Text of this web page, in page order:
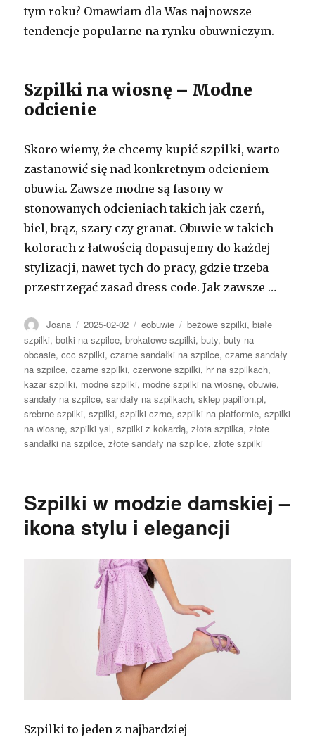
tym roku? Omawiam dla Was najnowsze
tendencje popularne na rynku obuwniczym.
Szpilki na wiosnę – Modne
odcienie
Skoro wiemy, że chcemy kupić szpilki, warto
zastanowić się nad konkretnym odcieniem
obuwia. Zawsze modne są fasony w
stonowanych odcieniach takich jak czerń,
biel, brąz, szary czy granat. Obuwie w takich
kolorach z łatwością dopasujemy do każdej
stylizacji, nawet tych do pracy, gdzie trzeba
przestrzegać zasad dress code. Jak zawsze …
Autor
Joana Opublikowano
2025-02-02 Kategorie
eobuwie Tagi
beżowe szpilki,białe
szpilki,botki na szpilce,brokatowe szpilki,buty,buty na
obcasie,ccc szpilki,czarne sandałki na szpilce,czarne sandały
na szpilce,czarne szpilki,czerwone szpilki, hr na szpilkach,
kazar szpilki, modne szpilki, modne szpilki na wiosnę,obuwie,
sandały na szpilce,sandały na szpilkach,sklep papilion.pl,
srebrne szpilki,szpilki,szpilki czrne,szpilki na platformie,szpilki
na wiosnę,szpilki ysl,szpilki z kokardą,złota szpilka,złote
sandałki na szpilce,złote sandały na szpilce,złote szpilki
Szpilki w modzie damskiej –
ikona stylu i elegancji
Szpilki to jeden z najbardziej